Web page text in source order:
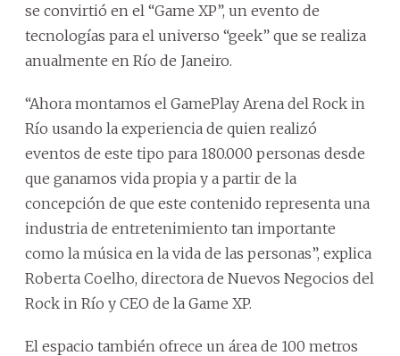
se convirtió en el “Game XP”, un evento de
tecnologías para el universo “geek” que se realiza
anualmente en Río de Janeiro.
“Ahora montamos el GamePlay Arena del Rock in
Río usando la experiencia de quien realizó
eventos de este tipo para 180.000 personas desde
que ganamos vida propia y a partir de la
concepción de que este contenido representa una
industria de entretenimiento tan importante
como la música en la vida de las personas”, explica
Roberta Coelho, directora de Nuevos Negocios del
Rock in Río y CEO de la Game XP.
El espacio también ofrece un área de 100 metros